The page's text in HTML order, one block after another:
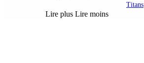
Titans
Lire plus Lire moins